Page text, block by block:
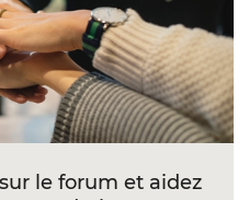
le forum et aidez